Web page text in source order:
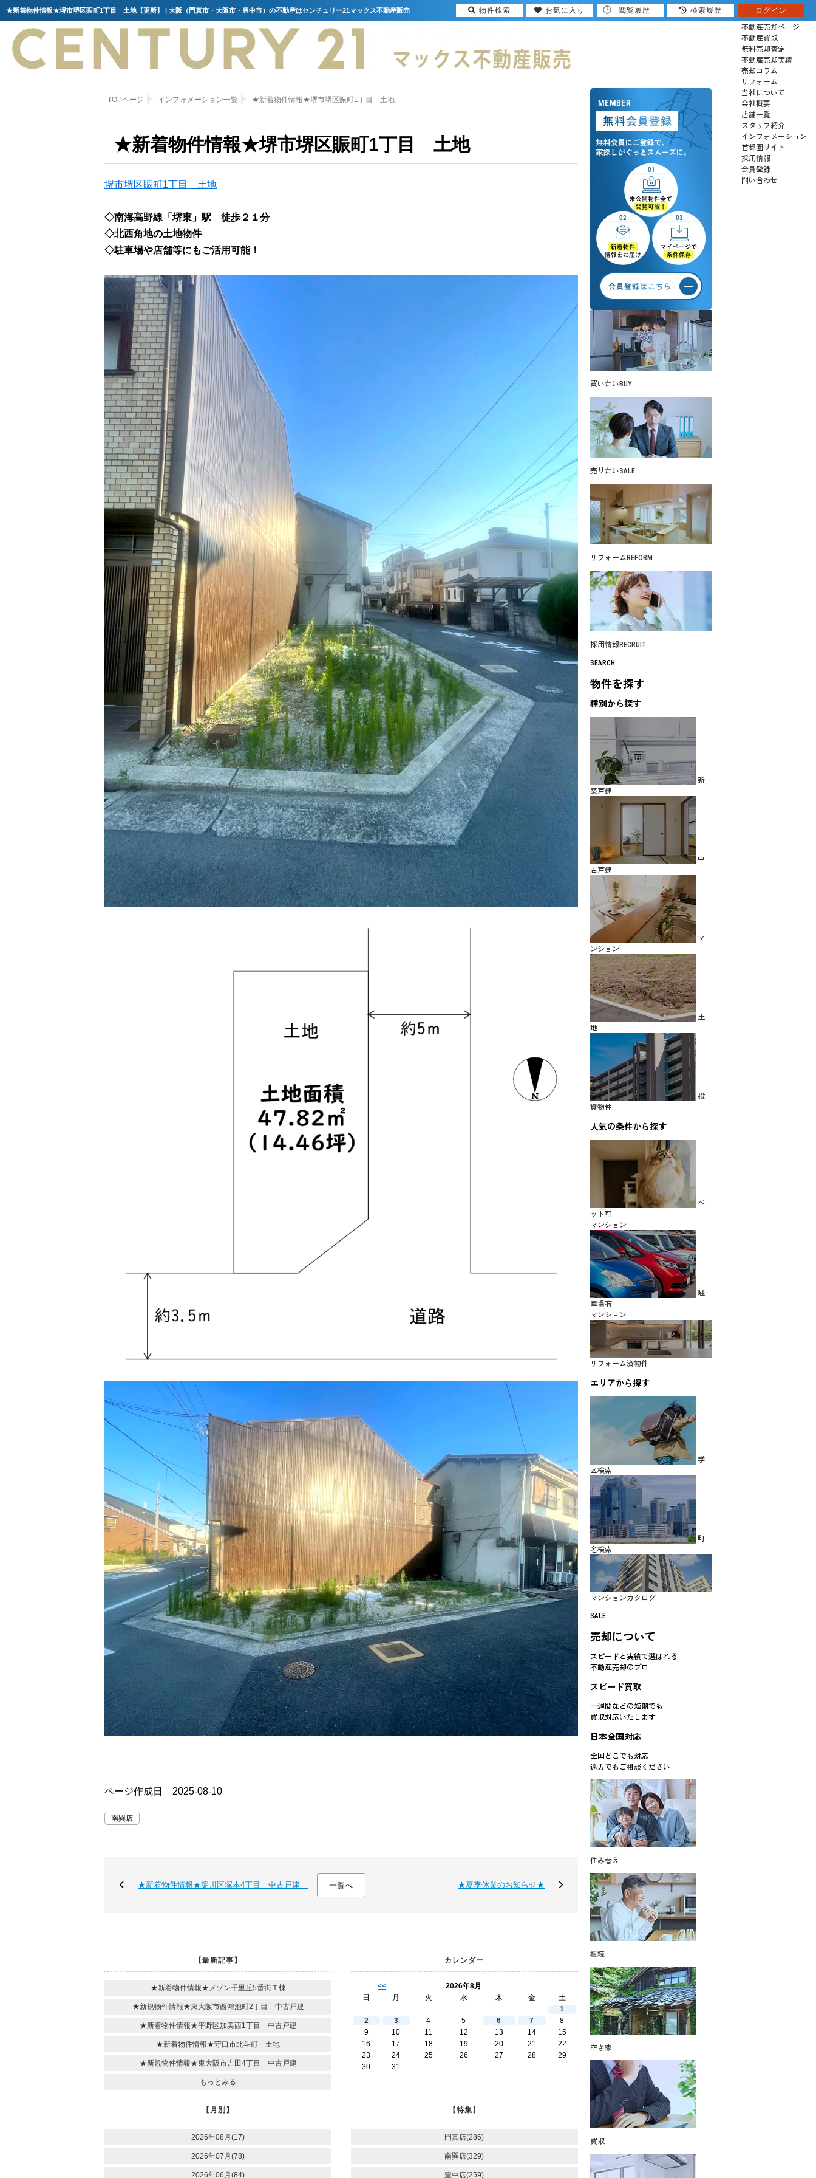
★新着物件情報★堺市堺区賑町1丁目 土地【更新】 | 大阪（門真市・大阪市・豊中市）の不動産はセンチュリー21マックス不動産販売
売りたい
不動産売却ページ
不動産買取
無料売却査定
不動産売却実績
売却コラム
リフォーム
当社について
会社概要
店舗一覧
スタッフ紹介
インフォメーション
首都圏サイト
採用情報
会員登録
問い合わせ
TOPページ インフォメーション一覧 ★新着物件情報★堺市堺区賑町1丁目 土地
★新着物件情報★堺市堺区賑町1丁目 土地
堺市堺区賑町1丁目 土地
◇南海高野線「堺東」駅 徒歩２１分
◇北西角地の土地物件
◇駐車場や店舗等にもご活用可能！
ページ作成日 2025-08-10
南巽店
★新着物件情報★淀川区塚本4丁目 中古戸建 一覧へ ★夏季休業のお知らせ★
【最新記事】
★新着物件情報★メゾン千里丘5番街Ｔ棟
★新規物件情報★東大阪市西鴻池町2丁目 中古戸建
★新着物件情報★平野区加美西1丁目 中古戸建
★新着物件情報★守口市北斗町 土地
★新規物件情報★東大阪市吉田4丁目 中古戸建
もっとみる
カレンダー
<<
2026年8月
日
月 火 水 木 金
土
1
2
3 4 5 6 7
8
9
10 11 12 13 14
15
16
17 18 19 20 21
22
23
24 25 26 27 28
29
30
31
【月別】
2026年08月(17)
2026年07月(78)
2026年06月(84)
【特集】
門真店(286)
南巽店(329)
豊中店(259)
買いたい BUY
売りたいSALE
リフォーム REFORM
採用情報 RECRUIT
SEARCH
物件を探す
種別から探す
新
築戸建
中
古戸建
マ
ンション
土
地
投
資物件
人気の条件から探す
ペ
ット可
マンション
駐
車場有
マンション
リフォーム済物件
エリアから探す
学
区検索
町
名検索
マンションカタログ
SALE
売却について
スピードと実績で選ばれる
不動産売却のプロ
スピード買取
一週間などの短期でも
買取対応いたします
日本全国対応
全国どこでも対応
遠方でもご相談ください
住み替え
相続
空き家
買取
物件検索 お気に入り 閲覧履歴 検索履歴 ログイン